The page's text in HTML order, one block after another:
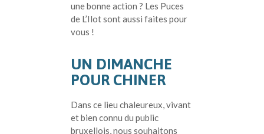
une bonne action ? Les Puces
de L’Ilot sont aussi faites pour
vous !
UN DIMANCHE
POUR CHINER
Dans ce lieu chaleureux, vivant
et bien connu du public
bruxellois, nous souhaitons